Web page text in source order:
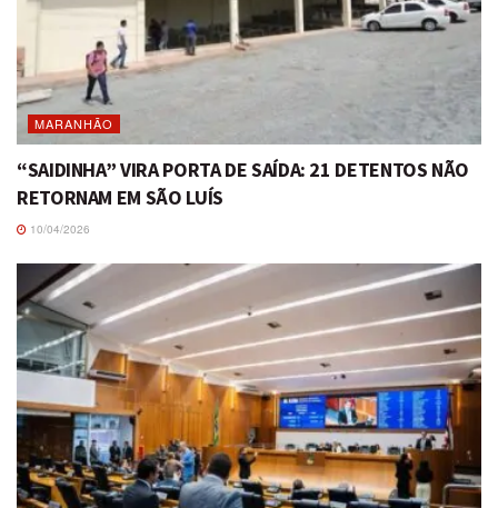
MARANHÃO
“SAIDINHA” VIRA PORTA DE SAÍDA: 21 DETENTOS NÃO
RETORNAM EM SÃO LUÍS
10/04/2026